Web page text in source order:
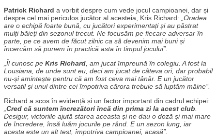
Patrick Richard a vorbit despre cum vede jocul campioanei, dar și
despre cel mai periculos jucător al acesteia, Kris Richard:
„Oradea
are o echipă foarte bună, cu jucători experimentați și au păstrat
mulți băieți din sezonul trecut. Ne focusăm pe fiecare adversar în
parte, pe ce avem de făcut zilnic ca să devenim mai buni și
încercăm să punem în practică asta în timpul jocului”.
„Îl cunosc pe Kris Richard , am jucat împreună în colegiu. A fost la
Lousiana, de unde sunt eu, deci am jucat de câteva ori, dar probabil
nu-și amintește pentru că am fost ceva mai tânăr. E un jucător
versatil și unul dintre cei împotriva cărora trebuie să luptăm mâine”.
Richard a scos în evidență și un factor important din cadrul echipei:
Cred că suntem încrezători încă din prima zi la acest club
Desigur, victoriile ajută starea aceasta și ne dau o doză și mai mare
de încredere, însă luăm jocurile pe rând. E un sezon lung, iar
acesta este un alt test, împotriva campioanei, acasă”.